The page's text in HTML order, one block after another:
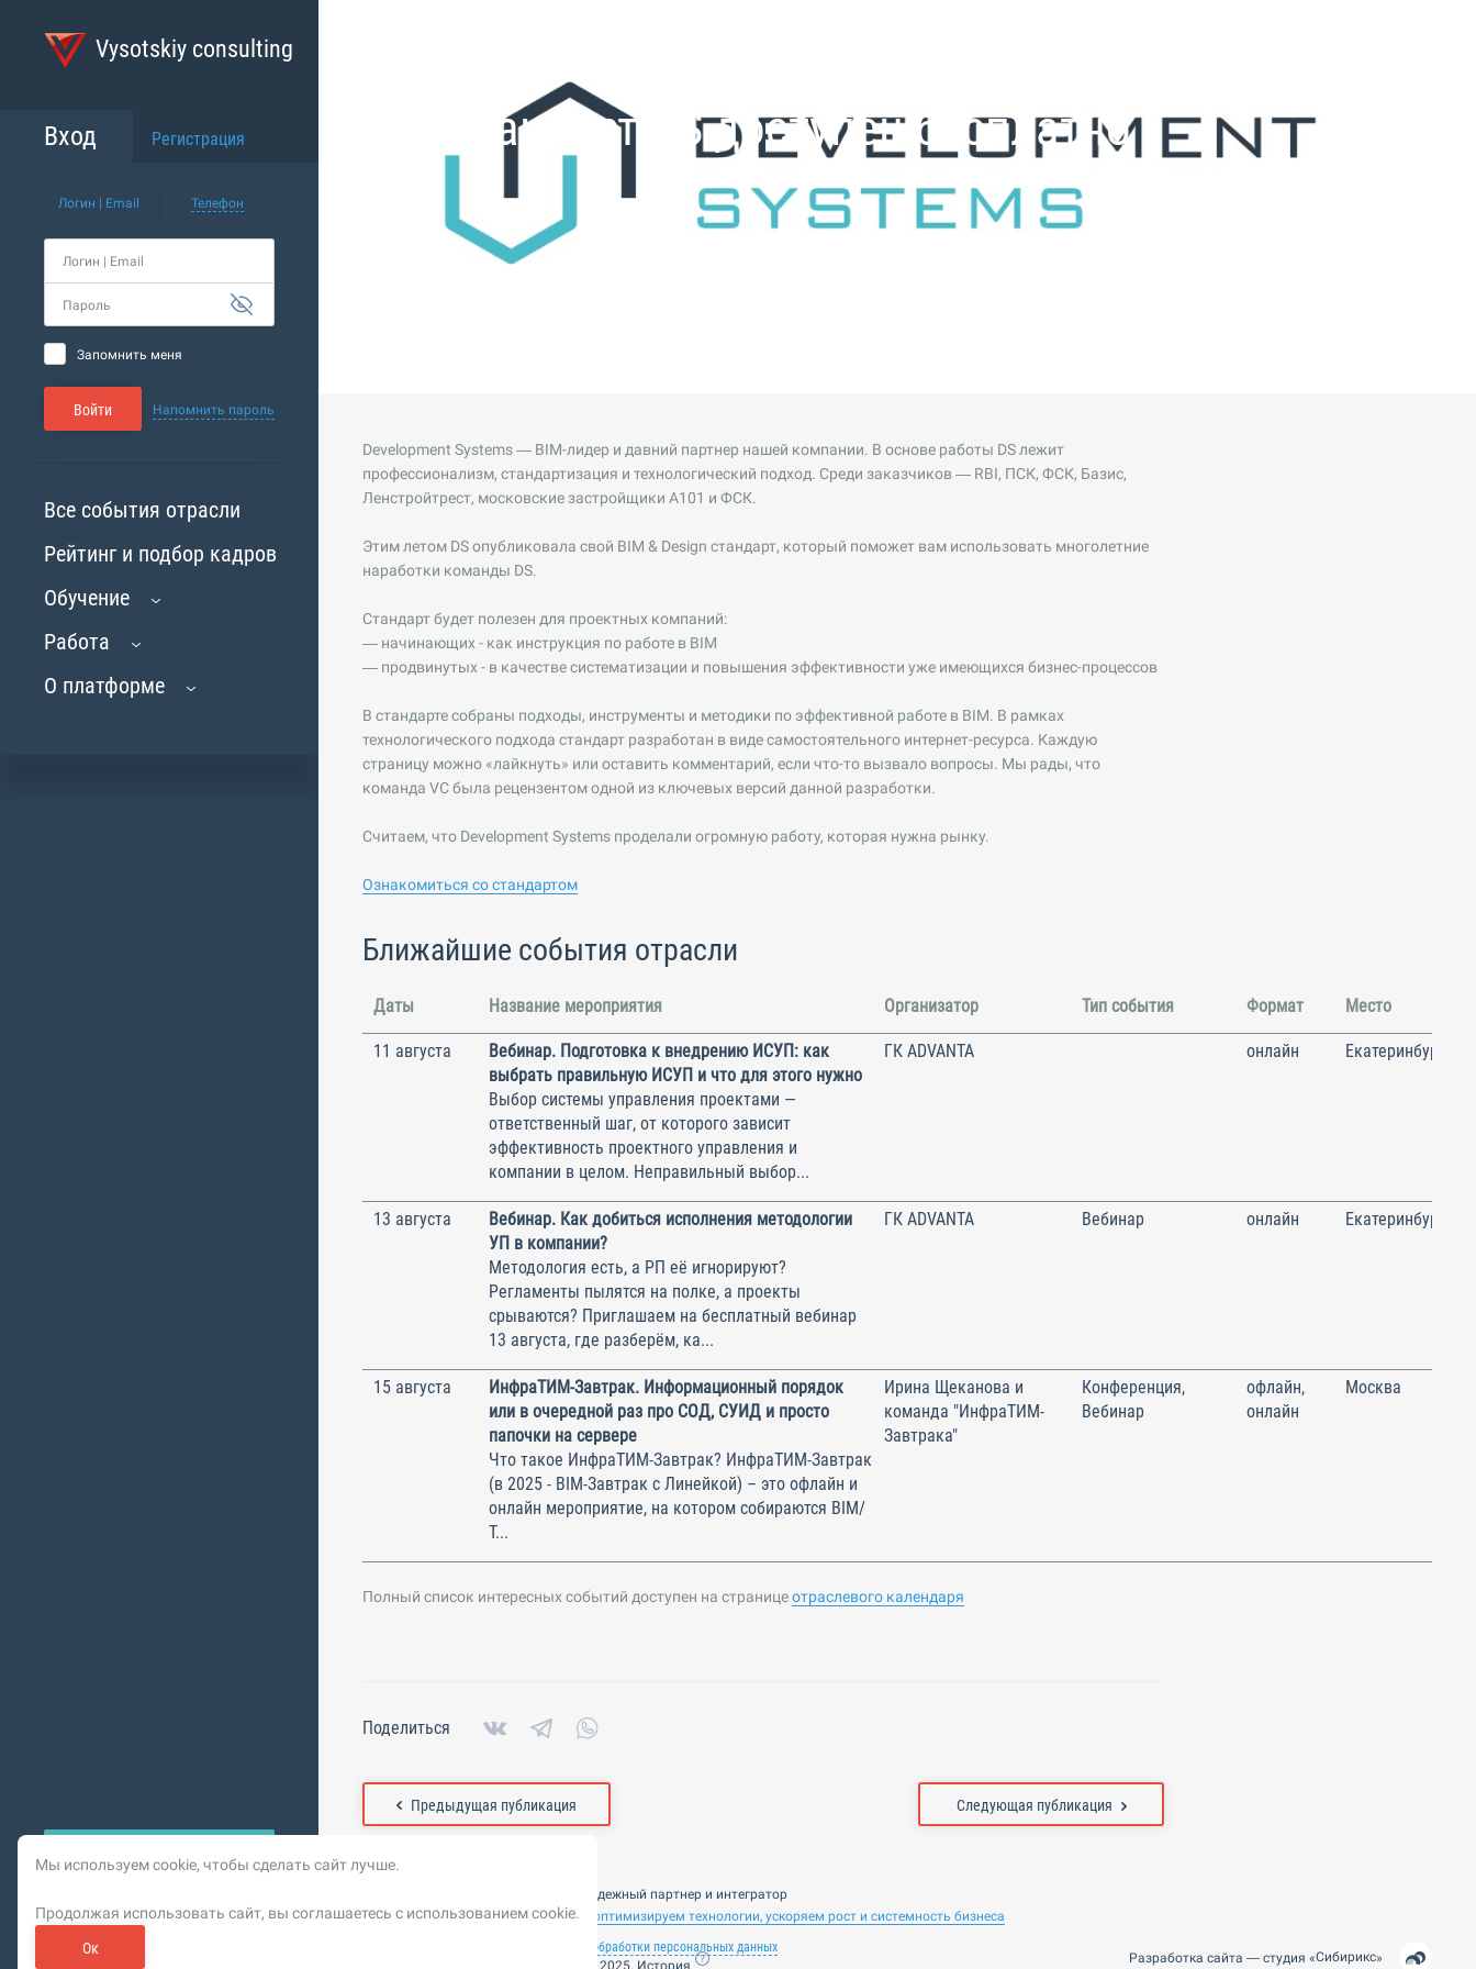
Vysotskiy consulting
Вход Регистрация
Логин | Email Телефон
Логин | Email
Пароль
Запомнить меня
Войти Напомнить пароль
Все события отрасли
Рейтинг и подбор кадров
Обучение
Работа
О платформе
Реклама. ООО «РОМБИТ»
BIM-стандарт DS доступен бесплатно
Development Systems — BIM-лидер и давний партнер нашей компании. В основе работы DS лежит
профессионализм, стандартизация и технологический подход. Среди заказчиков — RBI, ПСК, ФСК, Базис,
Ленстройтрест, московские застройщики А101 и ФСК.
Этим летом DS опубликовала свой BIM & Design стандарт, который поможет вам использовать многолетние
наработки команды DS.
Стандарт будет полезен для проектных компаний:
— начинающих - как инструкция по работе в BIM
— продвинутых - в качестве систематизации и повышения эффективности уже имеющихся бизнес-процессов
В стандарте собраны подходы, инструменты и методики по эффективной работе в BIM. В рамках
технологического подхода стандарт разработан в виде самостоятельного интернет-ресурса. Каждую
страницу можно «лайкнуть» или оставить комментарий, если что-то вызвало вопросы. Мы рады, что
команда VC была рецензентом одной из ключевых версий данной разработки.
Считаем, что Development Systems проделали огромную работу, которая нужна рынку.
Ознакомиться со стандартом
Ближайшие события отрасли
Даты Название мероприятия Организатор Тип события Формат Место
11 августа
Вебинар. Подготовка к внедрению ИСУП: как
выбрать правильную ИСУП и что для этого нужно
Выбор системы управления проектами —
ответственный шаг, от которого зависит
эффективность проектного управления и
компании в целом. Неправильный выбор...
ГК ADVANTA онлайн Екатеринбург
13 августа
Вебинар. Как добиться исполнения методологии
УП в компании?
Методология есть, а РП её игнорируют?
Регламенты пылятся на полке, а проекты
срываются? Приглашаем на бесплатный вебинар
13 августа, где разберём, ка...
ГК ADVANTA Вебинар онлайн Екатеринбург
15 августа
ИнфраТИМ-Завтрак. Информационный порядок
или в очередной раз про СОД, СУИД и просто
папочки на сервере
Что такое ИнфраТИМ-Завтрак? ИнфраТИМ-Завтрак
(в 2025 - BIM-Завтрак с Линейкой) – это офлайн и
онлайн мероприятие, на котором собираются BIM/
Т...
Ирина Щеканова и
команда "ИнфраТИМ-
Завтрака"
Конференция,
Вебинар
офлайн,
онлайн
Москва
Полный список интересных событий доступен на страницеотраслевого календаря
Поделиться
Предыдущая публикация Следующая публикация
© 2026 Vysotskiy consulting — ваш надежный партнер и интегратор
Цифровизация, BIM, ИИ. Внедряем и оптимизируем технологии, ускоряем рост и системность бизнеса
Политика обработки персональных данных
Обновление от 14 ноября 2025. История
Разработка сайта — студия «Сибирикс»
Мы используем cookie, чтобы сделать сайт лучше.
Продолжая использовать сайт, вы соглашаетесь с использованием cookie.
Ок